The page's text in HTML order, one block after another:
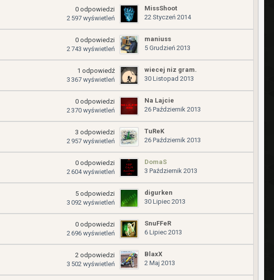
0 odpowiedzi
2 597 wyświetleń
MissShoot
22 Styczeń 2014
0 odpowiedzi
2 743 wyświetleń
maniuss
5 Grudzień 2013
1 odpowiedź
3 367 wyświetleń
wiecej niz gram.
30 Listopad 2013
0 odpowiedzi
2 370 wyświetleń
Na Lajcie
26 Październik 2013
3 odpowiedzi
2 957 wyświetleń
TuReK
26 Październik 2013
0 odpowiedzi
2 604 wyświetleń
DomaS
3 Październik 2013
5 odpowiedzi
3 092 wyświetleń
digurken
30 Lipiec 2013
0 odpowiedzi
2 696 wyświetleń
SnuFFeR
6 Lipiec 2013
2 odpowiedzi
3 502 wyświetleń
BlaxX
2 Maj 2013